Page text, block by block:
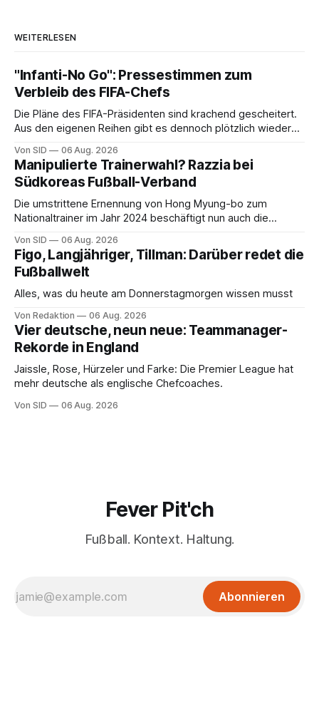
WEITERLESEN
"Infanti-No Go": Pressestimmen zum
Verbleib des FIFA-Chefs
Die Pläne des FIFA-Präsidenten sind krachend gescheitert.
Aus den eigenen Reihen gibt es dennoch plötzlich wieder
Von SID 06 Aug. 2026
Manipulierte Trainerwahl? Razzia bei
Südkoreas Fußball-Verband
Die umstrittene Ernennung von Hong Myung-bo zum
Nationaltrainer im Jahr 2024 beschäftigt nun auch die
Von SID 06 Aug. 2026
Figo, Langjähriger, Tillman: Darüber redet die
Fußballwelt
Alles, was du heute am Donnerstagmorgen wissen musst
Von Redaktion 06 Aug. 2026
Vier deutsche, neun neue: Teammanager-
Rekorde in England
Jaissle, Rose, Hürzeler und Farke: Die Premier League hat
mehr deutsche als englische Chefcoaches.
Von SID 06 Aug. 2026
Fever Pit'ch
Fußball. Kontext. Haltung.
Abonnieren